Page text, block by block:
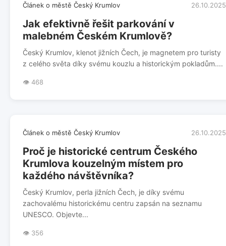
Článek o městě Český Krumlov 26.10.2025
Jak efektivně řešit parkování v
malebném Českém Krumlově?
Český Krumlov, klenot jižních Čech, je magnetem pro turisty
z celého světa díky svému kouzlu a historickým pokladům....
👁️ 468
Článek o městě Český Krumlov 26.10.2025
Proč je historické centrum Českého
Krumlova kouzelným místem pro
každého návštěvníka?
Český Krumlov, perla jižních Čech, je díky svému
zachovalému historickému centru zapsán na seznamu
UNESCO. Objevte...
👁️ 356